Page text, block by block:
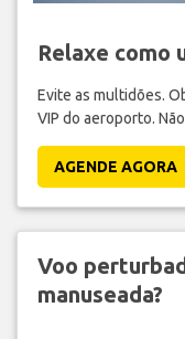
Relaxe como
Evite as multidões.
VIP do aeroporto.
AGENDE AGORA
Voo
manuseada?